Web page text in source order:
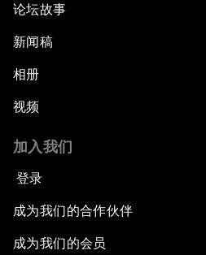
论坛故事
新闻稿
相册
视频
加入我们
登录
成为我们的合作伙伴
成为我们的会员